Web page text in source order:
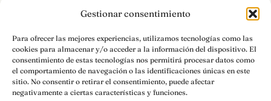
Gestionar consentimiento
Para ofrecer las mejores experiencias, utilizamos tecnologías como las
cookies para almacenar y/o acceder a la información del dispositivo. El
consentimiento de estas tecnologías nos permitirá procesar datos como
el comportamiento de navegación o las identificaciones únicas en este
sitio. No consentir o retirar el consentimiento, puede afectar
negativamente a ciertas características y funciones.
re:Invéntate / PowerSkills
MENTOR360
HABLAMOS
Contacto y consultas →